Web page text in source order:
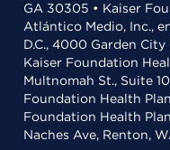
GA 30305 • Kaiser
Atlántico Medio, Inc.,
D.C., 4000 Garden
Kaiser Foundation
Multnomah St., Suite
Foundation Health
Foundation Health
Naches Ave, Renton,